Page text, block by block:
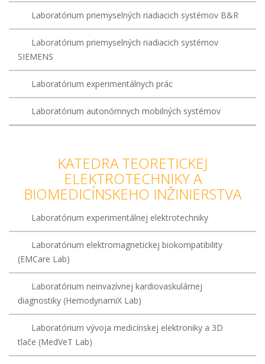
Laboratórium priemyselných riadiacich systémov B&R
Laboratórium priemyselných riadiacich systémov
SIEMENS
Laboratórium experimentálnych prác
Laboratórium autonómnych mobilných systémov
KATEDRA TEORETICKEJ
ELEKTROTECHNIKY A
BIOMEDICÍNSKEHO INŽINIERSTVA
Laboratórium experimentálnej elektrotechniky
Laboratórium elektromagnetickej biokompatibility
(EMCare Lab)
Laboratórium neinvazívnej kardiovaskulárnej
diagnostiky (HemodynamiX Lab)
Laboratórium vývoja medicínskej elektroniky a 3D
tlače (MedVeT Lab)